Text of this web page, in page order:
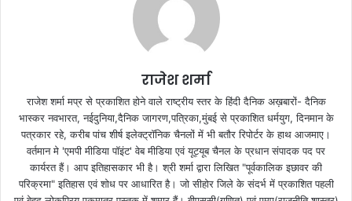
राजेश शर्मा
राजेश शर्मा मप्र से प्रकाशित होने वाले राष्ट्रीय स्तर के हिंदी दैनिक अख़बारों- दैनिक
भास्कर नवभारत, नईदुनिया,दैनिक जागरण,पत्रिका,मुंबई से प्रकाशित धर्मयुग, दिनमान के
पत्रकार रहे, करीब पांच शीर्ष इलेक्ट्रॉनिक चैनलों में भी बतौर रिपोर्टर के हाथ आजमाए।
वर्तमान मे 'एमपी मीडिया पॉइंट' वेब मीडिया एवं यूट्यूब चैनल के प्रधान संपादक पद पर
कार्यरत हैं। आप इतिहासकार भी है। श्री शर्मा द्वारा लिखित "पूर्वकालिक इछावर की
परिक्रमा" इतिहास एवं शोध पर आधारित है। जो सीहोर जिले के संदर्भ में प्रकाशित पहली